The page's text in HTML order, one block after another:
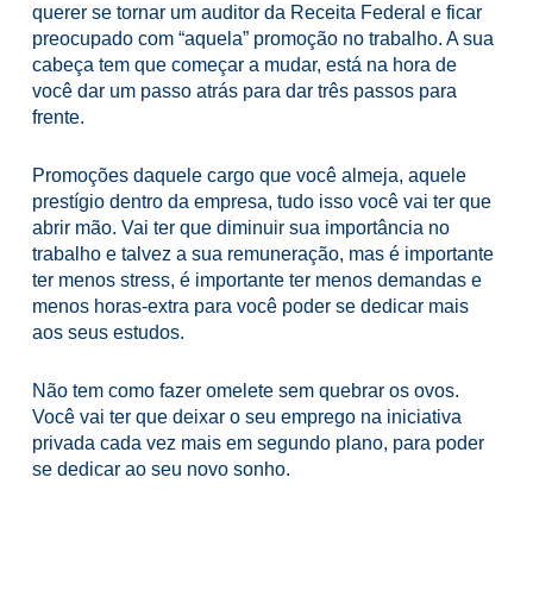
querer se tornar um auditor da Receita Federal e ficar
preocupado com “aquela” promoção no trabalho. A sua
cabeça tem que começar a mudar, está na hora de
você dar um passo atrás para dar três passos para
frente.
Promoções daquele cargo que você almeja, aquele
prestígio dentro da empresa, tudo isso você vai ter que
abrir mão. Vai ter que diminuir sua importância no
trabalho e talvez a sua remuneração, mas é importante
ter menos stress, é importante ter menos demandas e
menos horas-extra para você poder se dedicar mais
aos seus estudos.
Não tem como fazer omelete sem quebrar os ovos.
Você vai ter que deixar o seu emprego na iniciativa
privada cada vez mais em segundo plano, para poder
se dedicar ao seu novo sonho.